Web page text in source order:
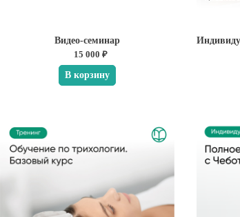
Видео-семинар
15 000 ₽
В корзину